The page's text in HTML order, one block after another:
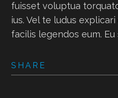
fuisset voluptua
ius. Vel te ludus
facilis legendos eum.
SHARE